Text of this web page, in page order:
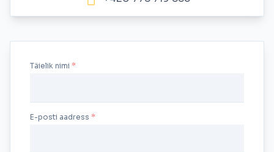
Täielik nimi
E-posti aadress